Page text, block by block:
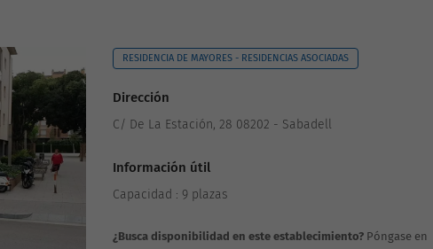
RESIDENCIA DE MAYORES - RESIDENCIAS ASOCIADAS
Dirección
C/ De La Estación, 28 08202 - Sabadell
Información útil
Capacidad : 9 plazas
¿Busca disponibilidad en este establecimiento? Póngase en